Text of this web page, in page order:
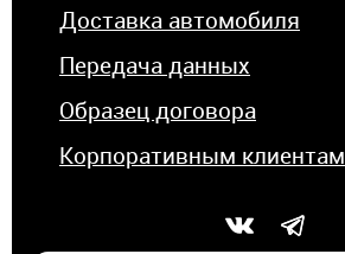
Доставка автомобиля
Передача данных
Образец договора
Корпоративным клиентам